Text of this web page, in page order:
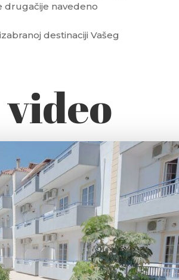
drugačije navedeno
destinaciji Vašeg